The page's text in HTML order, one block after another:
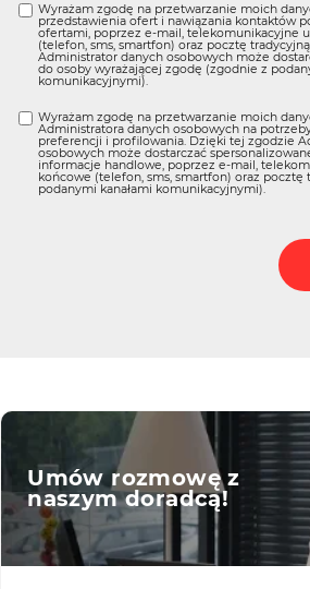
Wyrażam zgodę na przetwarzanie moich
przedstawienia ofert i nawiązania kontaktów
ofertami, poprzez e-mail, telekomunikacyjne
(telefon, sms, smartfon) oraz pocztę
Administrator danych osobowych może
do osoby wyrażającej zgodę (zgodnie z
komunikacyjnymi).
Wyrażam zgodę na przetwarzanie moich
Administratora danych osobowych na
preferencji i profilowania. Dzięki tej zgodzie
osobowych może dostarczać
informacje handlowe, poprzez e-mail,
końcowe (telefon, sms, smartfon) oraz pocztę
podanymi kanałami komunikacyjnymi).
Umów rozmowę z
naszym doradcą!